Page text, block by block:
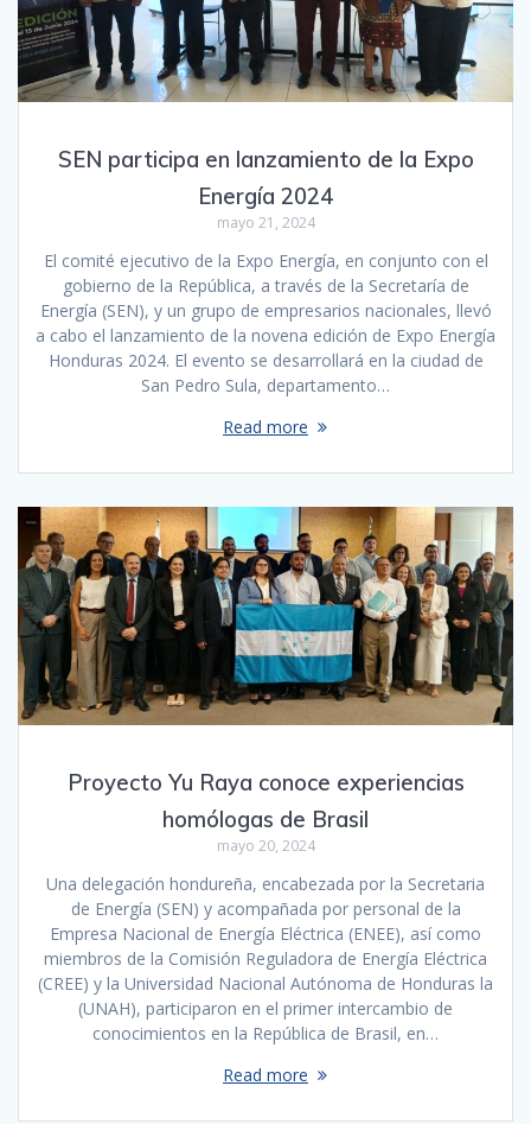
SEN participa en lanzamiento de la Expo
Energía 2024
mayo 21, 2024
El comité ejecutivo de la Expo Energía, en conjunto con el
gobierno de la República, a través de la Secretaría de
Energía (SEN), y un grupo de empresarios nacionales, llevó
a cabo el lanzamiento de la novena edición de Expo Energía
Honduras 2024. El evento se desarrollará en la ciudad de
San Pedro Sula, departamento…
Read more
Proyecto Yu Raya conoce experiencias
homólogas de Brasil
mayo 20, 2024
Una delegación hondureña, encabezada por la Secretaria
de Energía (SEN) y acompañada por personal de la
Empresa Nacional de Energía Eléctrica (ENEE), así como
miembros de la Comisión Reguladora de Energía Eléctrica
(CREE) y la Universidad Nacional Autónoma de Honduras la
(UNAH), participaron en el primer intercambio de
conocimientos en la República de Brasil, en…
Read more